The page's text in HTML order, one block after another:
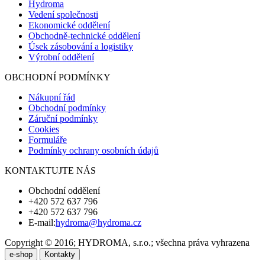
Hydroma
Vedení společnosti
Ekonomické oddělení
Obchodně-technické oddělení
Úsek zásobování a logistiky
Výrobní oddělení
OBCHODNÍ PODMÍNKY
Nákupní řád
Obchodní podmínky
Záruční podmínky
Cookies
Formuláře
Podmínky ochrany osobních údajů
KONTAKTUJTE NÁS
Obchodní oddělení
+420 572 637 796
+420 572 637 796
E-mail:hydroma@hydroma.cz
Copyright © 2016; HYDROMA, s.r.o.; všechna práva vyhrazena
e-shop Kontakty